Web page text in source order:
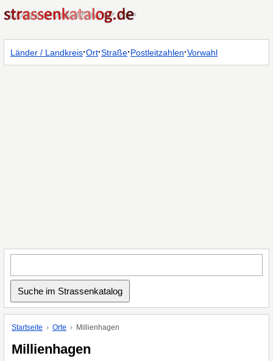
Länder / Landkreis·Ort·Straße·Postleitzahlen·Vorwahl
Startseite Orte Millienhagen
Millienhagen